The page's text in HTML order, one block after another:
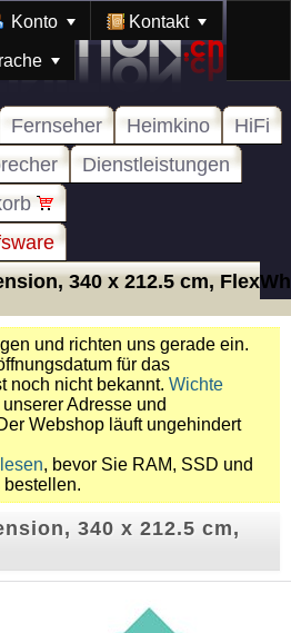
Konto Kontakt
Fernseher Heimkino
HiFi
Dienstleistungen
340 x 212.5 cm,
und richten uns gerade ein.
für das
noch nicht bekannt. Wichte
Adresse und
Webshop läuft ungehindert
, bevor Sie RAM, SSD und
340 x 212.5 cm,